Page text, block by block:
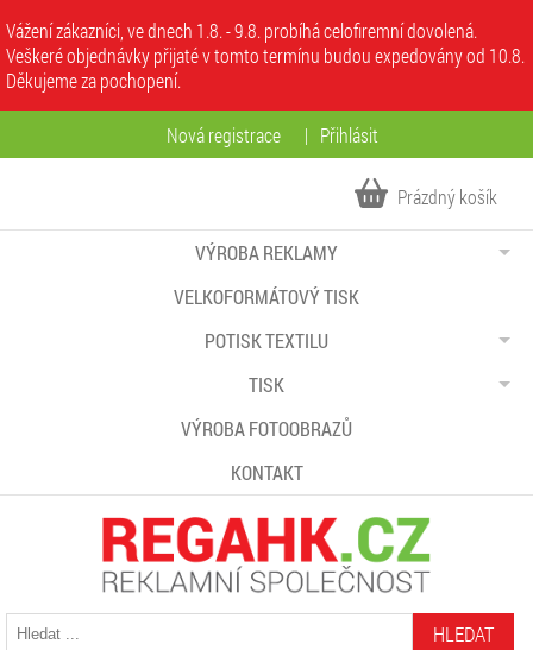
Vážení zákazníci, ve dnech 1.8. - 9.8. probíhá celofiremní dovolená.
Veškeré objednávky přijaté v tomto termínu budou expedovány od 10.8.
Děkujeme za pochopení.
Nová registrace | Přihlásit
Prázdný košík
VÝROBA REKLAMY
VELKOFORMÁTOVÝ TISK
POTISK TEXTILU
TISK
VÝROBA FOTOOBRAZŮ
KONTAKT
HLEDAT